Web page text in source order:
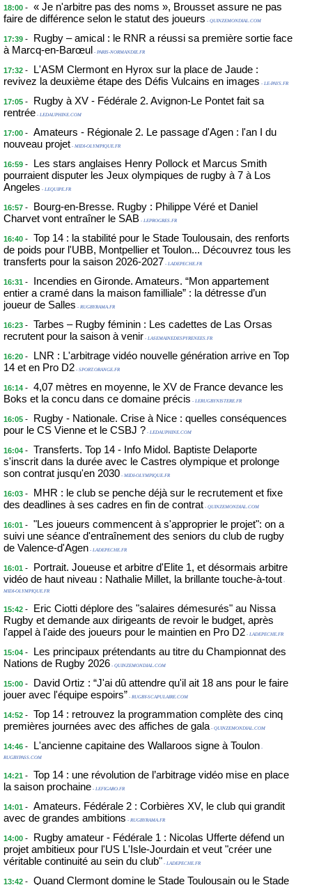
18:00 - « Je n'arbitre pas des noms », Brousset assure ne pas
faire de différence selon le statut des joueurs - QUINZEMONDIAL.COM
17:39 -
Rugby – amical : le RNR a réussi sa première sortie face
à Marcq-en-Barœul - PARIS-NORMANDIE.FR
17:32 -
L'ASM Clermont en Hyrox sur la place de Jaude :
revivez la deuxième étape des Défis Vulcains en images - LE-PAYS.FR
17:05 -
Rugby à XV - Fédérale 2. Avignon-Le Pontet fait sa
rentrée - LEDAUPHINE.COM
17:00 - Amateurs - Régionale 2. Le passage d'Agen : l'an I du
nouveau projet - MIDI-OLYMPIQUE.FR
16:59 -
Les stars anglaises Henry Pollock et Marcus Smith
pourraient disputer les Jeux olympiques de rugby à 7 à Los
Angeles - LEQUIPE.FR
16:57 -
Bourg-en-Bresse. Rugby : Philippe Véré et Daniel
Charvet vont entraîner le SAB - LEPROGRES.FR
16:40 - Top 14 : la stabilité pour le Stade Toulousain, des renforts
de poids pour l'UBB, Montpellier et Toulon... Découvrez tous les
transferts pour la saison 2026-2027 - LADEPECHE.FR
16:31 -
Incendies en Gironde. Amateurs. “Mon appartement
entier a cramé dans la maison familliale” : la détresse d’un
joueur de Salles - RUGBYRAMA.FR
16:23 - Tarbes – Rugby féminin : Les cadettes de Las Orsas
recrutent pour la saison à venir - LASEMAINEDESPYRENEES.FR
16:20 -
LNR : L'arbitrage vidéo nouvelle génération arrive en Top
14 et en Pro D2 - SPORT.ORANGE.FR
16:14 - 4,07 mètres en moyenne, le XV de France devance les
Boks et la concu dans ce domaine précis - LERUGBYNISTERE.FR
16:05 -
Rugby - Nationale. Crise à Nice : quelles conséquences
pour le CS Vienne et le CSBJ ? - LEDAUPHINE.COM
16:04 - Transferts. Top 14 - Info Midol. Baptiste Delaporte
s'inscrit dans la durée avec le Castres olympique et prolonge
son contrat jusqu'en 2030 - MIDI-OLYMPIQUE.FR
16:03 -
MHR : le club se penche déjà sur le recrutement et fixe
des deadlines à ses cadres en fin de contrat - QUINZEMONDIAL.COM
16:01 - "Les joueurs commencent à s'approprier le projet": on a
suivi une séance d'entraînement des seniors du club de rugby
de Valence-d'Agen - LADEPECHE.FR
16:01 -
Portrait. Joueuse et arbitre d'Elite 1, et désormais arbitre
vidéo de haut niveau : Nathalie Millet, la brillante touche-à-tout -
MIDI-OLYMPIQUE.FR
15:42 -
Eric Ciotti déplore des "salaires démesurés" au Nissa
Rugby et demande aux dirigeants de revoir le budget, après
l'appel à l'aide des joueurs pour le maintien en Pro D2 - LADEPECHE.FR
15:04 -
Les principaux prétendants au titre du Championnat des
Nations de Rugby 2026 - QUINZEMONDIAL.COM
15:00 -
David Ortiz : “J'ai dû attendre qu'il ait 18 ans pour le faire
jouer avec l'équipe espoirs” - RUGBY-SCAPULAIRE.COM
14:52 - Top 14 : retrouvez la programmation complète des cinq
premières journées avec des affiches de gala- QUINZEMONDIAL.COM
14:46 - L'ancienne capitaine des Wallaroos signe à Toulon -
RUGBYPASS.COM
14:21 - Top 14 : une révolution de l’arbitrage vidéo mise en place
la saison prochaine - LEFIGARO.FR
14:01 - Amateurs. Fédérale 2 : Corbières XV, le club qui grandit
avec de grandes ambitions - RUGBYRAMA.FR
14:00 -
Rugby amateur - Fédérale 1 : Nicolas Ufferte défend un
projet ambitieux pour l'US L'Isle-Jourdain et veut "créer une
véritable continuité au sein du club" - LADEPECHE.FR
13:42 - Quand Clermont domine le Stade Toulousain ou le Stade